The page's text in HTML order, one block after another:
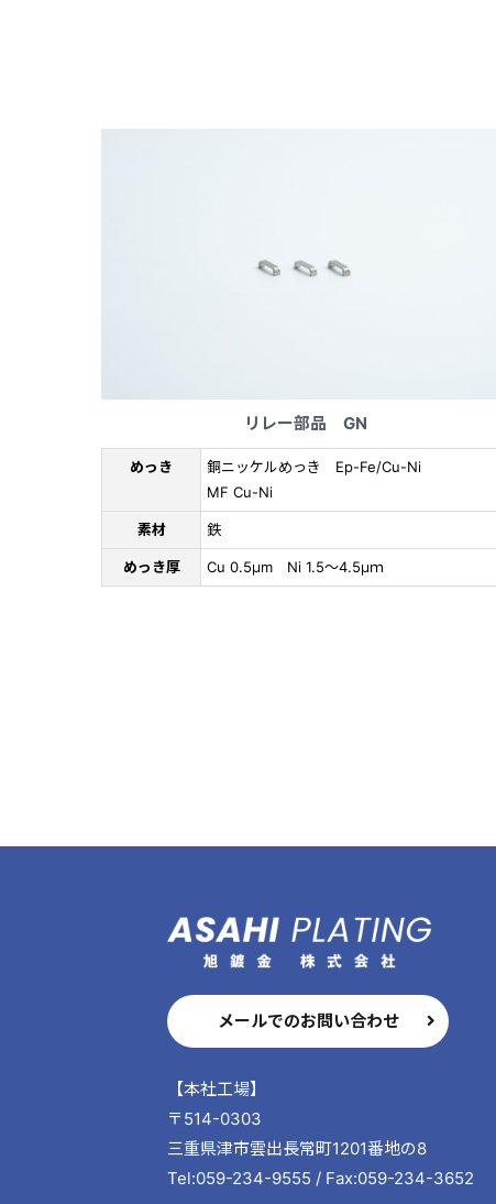
リレー部品 GN
めっき
銅ニッケルめっき Ep-Fe/Cu-Ni
MF Cu-Ni
素材 鉄
めっき厚 Cu 0.5μm Ni 1.5～4.5μｍ
メールでのお問い合わせ
【本社工場】
〒514-0303
三重県津市雲出長常町1201番地の8
Tel:059-234-9555 / Fax:059-234-3652